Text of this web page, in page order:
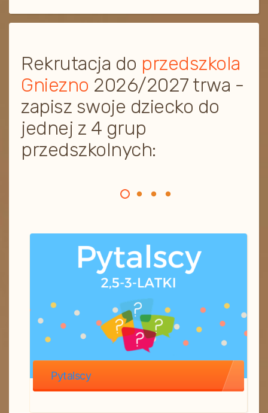
Rekrutacja do przedszkola
Gniezno 2026/2027 trwa -
zapisz swoje dziecko do
jednej z 4 grup
przedszkolnych:
Pytalscy